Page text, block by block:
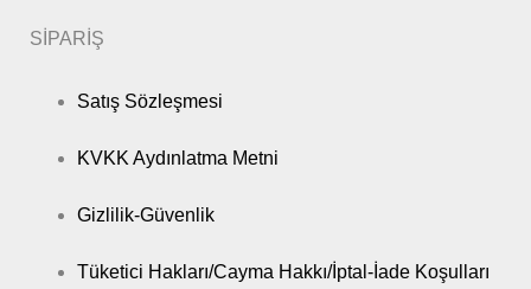
SİPARİŞ
Satış Sözleşmesi
KVKK Aydınlatma Metni
Gizlilik-Güvenlik
Tüketici Hakları/Cayma Hakkı/İptal-İade Koşulları